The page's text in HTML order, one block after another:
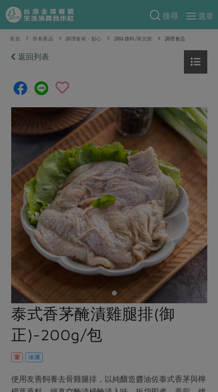
搜尋
選單
產品分類
當季蔬果
芽苗類
辛香料類
乳製品
豆製品 米麵雜糧
肉品・水產
畜產肉類 水產
水畜加工品
調理食材・點心
調味醬料/南北貨
休閒零嘴 沖泡飲品
保健食品
家庭清潔 織品
食譜料理
食材
肉食
常備菜
蔬食
蛋料理
料理方式
烘焙．點心
醬料
湯品．鍋物
漬物
涼拌沙拉
主題食譜
特別企畫
預購活動
把最好的台灣味帶回家！
防災用品預購圓滿結束
2026年端午節預購圓滿結束
更多預購活動
當季產品
合作25-經典快閃最後一週
合作25-精選產品第四彈
合作25-精選產品第三彈
更多當季產品
議題活動
主婦聯盟X樂齡網特約優惠案
30%rPET紅烏龍茶
更多議題活動
綠主張
觀點文章
一籃菜真心話
社內大小事 合作聯合國
產品故事 生活提案
樂齡生活 親子食育
廚房瑜伽
關注議題
惜食
非基改運動 支持本土農糧
廢核運動 能源議題
減添加物 減塑減廢
公益金
更多議題
生活者e週報
關於合作社
認識合作社
關於我們
合作社組織
員工與求才
產品檢驗
檢驗報告
硝酸鹽檢驗
社員權益
合作社法規
選舉專區
重要公告
首頁 所有產品 調理食材・點心 調味醬料/南北貨 調理食品
返回列表
泰式香茅醃漬雞腿排(御
正)-200g/包
葷 冷凍
使用友善飼養去骨雞腿排，以純釀造醬油佐泰式香茅與檸